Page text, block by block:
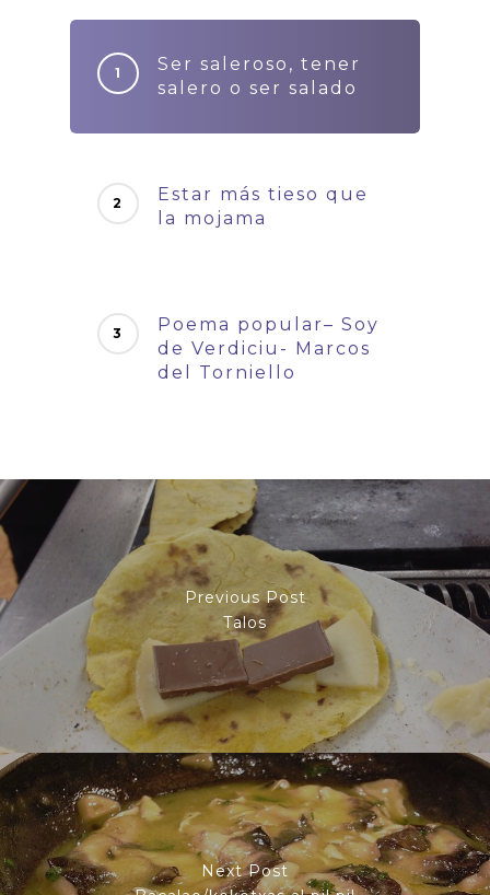
Ser saleroso, tener
salero o ser salado
Estar más tieso que
la mojama
Poema popular– Soy
de Verdiciu- Marcos
del Torniello
Previous Post
Talos
Next Post